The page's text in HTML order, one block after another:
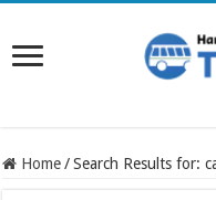
Home / Search Results for: